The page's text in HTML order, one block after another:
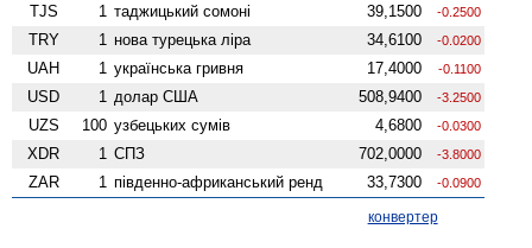
TJS 1 таджицький сомоні 39,1500 -0.2500
TRY 1 нова турецька ліра 34,6100 -0.0200
UAH 1 українська гривня 17,4000 -0.1100
USD 1 долар США 508,9400 -3.2500
UZS 100 узбецьких сумів 4,6800 -0.0300
XDR 1 СПЗ 702,0000 -3.8000
ZAR 1 південно-африканський ренд 33,7300 -0.0900
конвертер